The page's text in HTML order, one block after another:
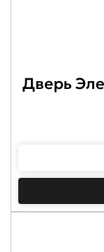
Дверь